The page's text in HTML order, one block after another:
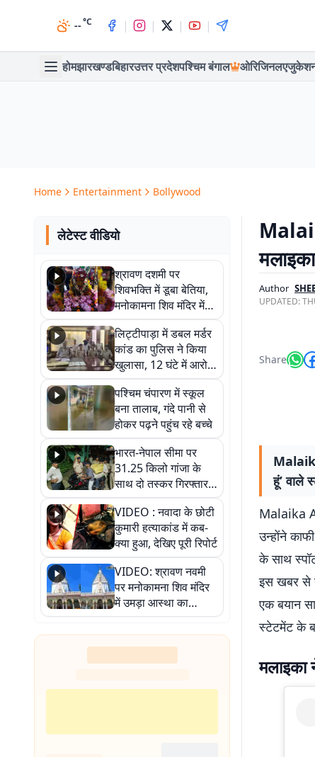
--°C | | | |
होमझारखण्डबिहारउत्तर प्रदेशपश्चिम बंगाल ओरिजिनल
Home Entertainment Bollywood
लेटेस्ट वीडियो
श्रावण दशमी पर
शिवभक्ति में डूबा बेतिया,
मनोकामना शिव मंदिर में
हुआ भव्य श्रृंगार
लिट्टीपाड़ा में डबल मर्डर
कांड का पुलिस ने किया
खुलासा, 12 घंटे में आरोपी
गिरफ्तार
पश्चिम चंपारण में स्कूल
बना तालाब, गंदे पानी से
होकर पढ़ने पहुंच रहे बच्चे
भारत-नेपाल सीमा पर
31.25 किलो गांजा के
साथ दो तस्कर गिरफ्तार,
नेपाली नंबर की बाइक
जब्त
VIDEO : नवादा के छोटी
कुमारी हत्याकांड में कब-
क्या हुआ, देखिए पूरी रिपोर्ट
VIDEO: श्रावण नवमी
पर मनोकामना शिव मंदिर
में उमड़ा आस्था का
सैलाब, हर-हर महादेव के
जयघोष से गूंजा परिसर
Author
UPDATED:
Share
हूं’ वाले
Malaika
उन्होंने
के साथ
इस खबर से
एक बयान
स्टेटमेंट के
मलाइका